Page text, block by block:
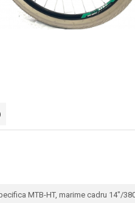
MTB-HT, marime cadru 14"/